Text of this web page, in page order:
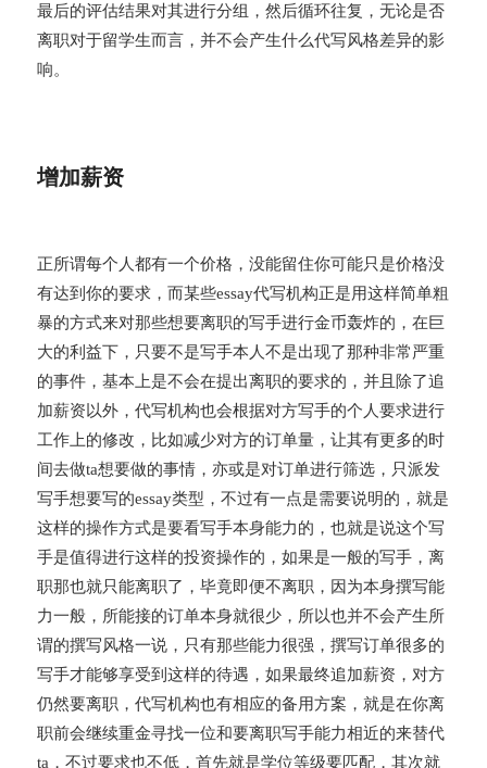
最后的评估结果对其进行分组，然后循环往复，无论是否
离职对于留学生而言，并不会产生什么代写风格差异的影
响。
增加薪资
正所谓每个人都有一个价格，没能留住你可能只是价格没
有达到你的要求，而某些essay代写机构正是用这样简单粗
暴的方式来对那些想要离职的写手进行金币轰炸的，在巨
大的利益下，只要不是写手本人不是出现了那种非常严重
的事件，基本上是不会在提出离职的要求的，并且除了追
加薪资以外，代写机构也会根据对方写手的个人要求进行
工作上的修改，比如减少对方的订单量，让其有更多的时
间去做ta想要做的事情，亦或是对订单进行筛选，只派发
写手想要写的essay类型，不过有一点是需要说明的，就是
这样的操作方式是要看写手本身能力的，也就是说这个写
手是值得进行这样的投资操作的，如果是一般的写手，离
职那也就只能离职了，毕竟即便不离职，因为本身撰写能
力一般，所能接的订单本身就很少，所以也并不会产生所
谓的撰写风格一说，只有那些能力很强，撰写订单很多的
写手才能够享受到这样的待遇，如果最终追加薪资，对方
仍然要离职，代写机构也有相应的备用方案，就是在你离
职前会继续重金寻找一位和要离职写手能力相近的来替代
ta，不过要求也不低，首先就是学位等级要匹配，其次就